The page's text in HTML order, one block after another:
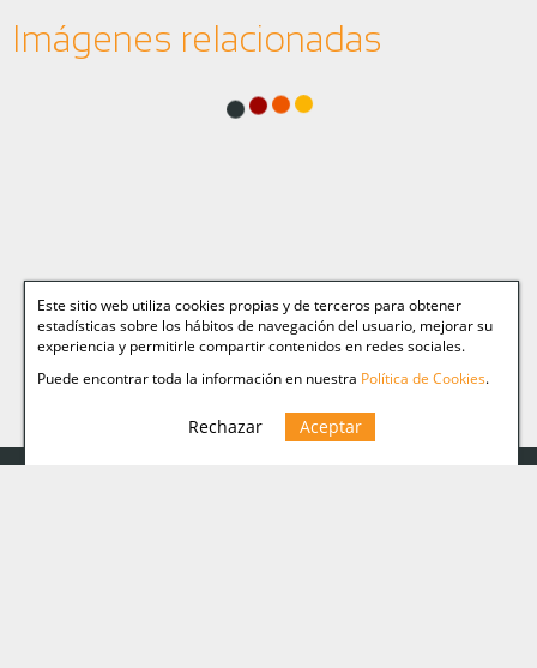
Imágenes relacionadas
Este sitio web utiliza cookies propias y de terceros para obtener
estadísticas sobre los hábitos de navegación del usuario, mejorar su
experiencia y permitirle compartir contenidos en redes sociales.
Puede encontrar toda la información en nuestra Política de Cookies.
Rechazar Aceptar